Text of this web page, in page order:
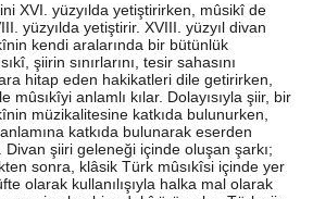
XVI. yüzyılda yetiştirirken, mûsikî de
yüzyılda yetiştirir. XVIII. yüzyıl divan
kendi aralarında bir bütünlük
şiirin sınırlarını, tesir sahasını
hitap eden hakikatleri dile getirirken,
mûsıkîyi anlamlı kılar. Dolayısıyla şiir, bir
müzikalitesine katkıda bulunurken,
katkıda bulunarak eserden
Divan şiiri geleneği içinde oluşan şarkı;
sonra, klâsik Türk mûsıkîsi içinde yer
olarak kullanılışıyla halka mal olarak